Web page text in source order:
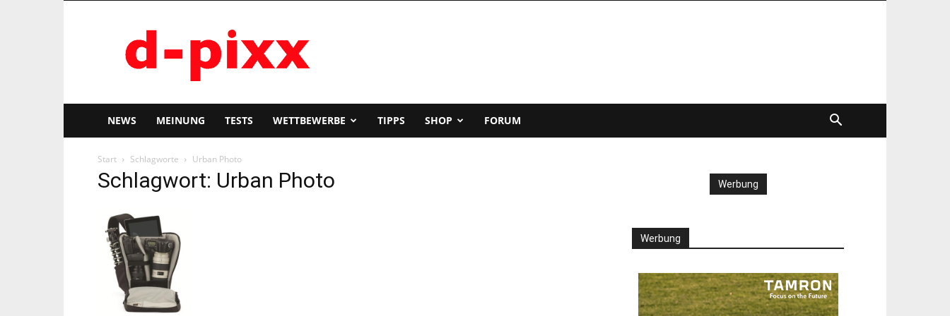
pixx
NEWS MEINUNG TESTS WETTBEWERBE TIPPS SHOP FORUM
Start Schlagworte Urban Photo
Schlagwort: Urban Photo Werbung
Werbung